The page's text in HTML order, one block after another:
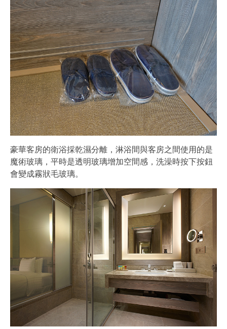
豪華客房的衛浴採乾濕分離，淋浴間與客房之間使用的是
魔術玻璃，平時是透明玻璃增加空間感，洗澡時按下按鈕
會變成霧狀毛玻璃。